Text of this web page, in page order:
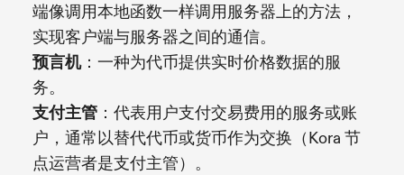
端像调用本地函数一样调用服务器上的方法，
实现客户端与服务器之间的通信。
预言机：一种为代币提供实时价格数据的服
务。
支付主管 ：代表用户支付交易费用的服务或账
户，通常以替代代币或货币作为交换（Kora 节
点运营者是支付主管）。